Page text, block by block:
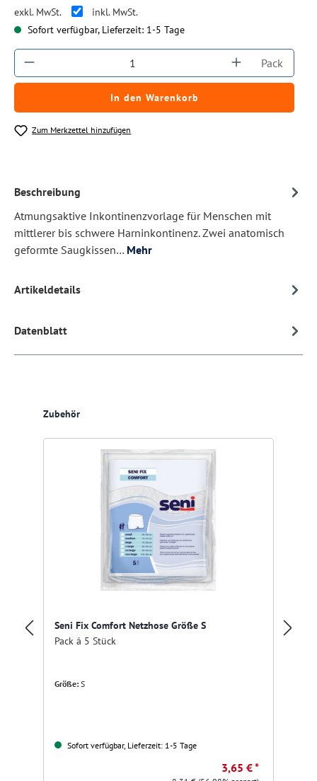
exkl. MwSt.
inkl. MwSt.
Sofort verfügbar, Lieferzeit: 1-5 Tage
Produkt Anzahl: Gib den gewünschtenPack
In den Warenkorb
Zum Merkzettel hinzufügen
Beschreibung
Atmungsaktive Inkontinenzvorlage für Menschen mit
mittlerer bis schwere Harninkontinenz. Zwei anatomisch
geformte Saugkissen… Mehr
Artikeldetails
Datenblatt
Produktgalerie überspringen
Zubehör
Seni Fix Comfort Netzhose Größe S
Pack á 5 Stück
Größe: S
Sofort verfügbar, Lieferzeit: 1-5 Tage
3,65 € *